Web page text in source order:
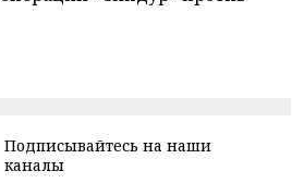
Подписывайтесь на наши
каналы